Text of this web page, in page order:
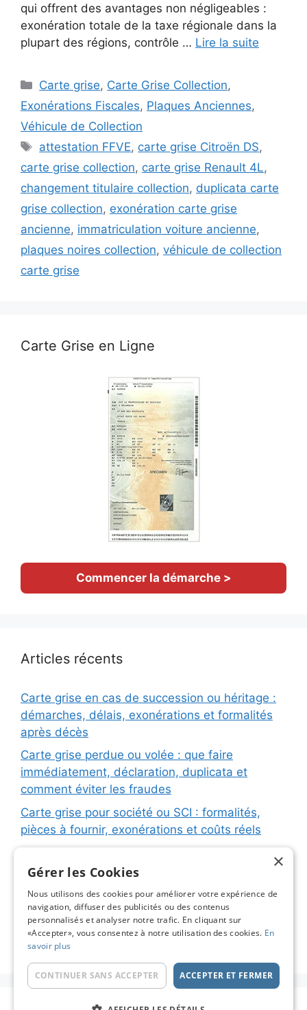
qui offrent des avantages non négligeables :
exonération totale de la taxe régionale dans la
plupart des régions, contrôle … Lire la suite
Catégories
Carte grise, Carte Grise Collection,
Exonérations Fiscales, Plaques Anciennes,
Véhicule de Collection
Étiquettes
attestation FFVE, carte grise Citroën DS,
carte grise collection, carte grise Renault 4L,
changement titulaire collection, duplicata carte
grise collection, exonération carte grise
ancienne, immatriculation voiture ancienne,
plaques noires collection, véhicule de collection
carte grise
Carte Grise en Ligne
Commencer la démarche >
Articles récents
Carte grise en cas de succession ou héritage :
démarches, délais, exonérations et formalités
après décès
Carte grise perdue ou volée : que faire
immédiatement, déclaration, duplicata et
comment éviter les fraudes
Carte grise pour société ou SCI : formalités,
pièces à fournir, exonérations et coûts réels
immatriculation, fiche d’identification, plaques
Changement de titulaire carte grise : étapes
détaillées, coûts réels et astuces pour éviter les
pièges
×
Gérer les Cookies
Nous utilisons des cookies pour améliorer votre expérience de
navigation, diffuser des publicités ou des contenus
personnalisés et analyser notre trafic. En cliquant sur
«Accepter», vous consentez à notre utilisation des cookies. En
savoir plus
ACCEPTER ET FERMER
CONTINUER SANS ACCEPTER